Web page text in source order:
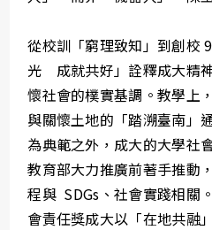
從校訓「窮理致知」到創校
光 成就共好」詮釋成大精
懷社會的樸實基調。教學上
與關懷土地的「踏溯臺南」
為典範之外，成大的大學社
教育部大力推廣前著手推動
程與 SDGs、社會實踐相關
會責任獎成大以「在地共融